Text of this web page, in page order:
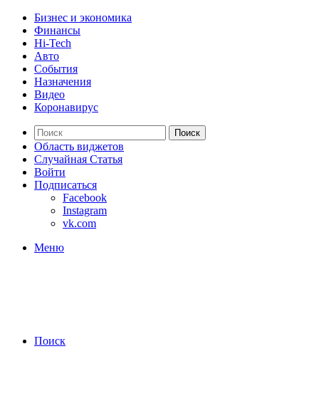
Бизнес и экономика
Финансы
Hi-Tech
Авто
События
Назначения
Видео
Коронавирус
Поиск
Область виджетов
Случайная Статья
Войти
Подписаться
Facebook
Instagram
vk.com
Меню
Поиск